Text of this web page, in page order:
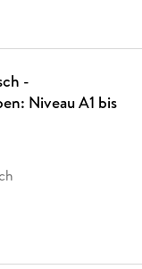
-
Niveau A1 bis